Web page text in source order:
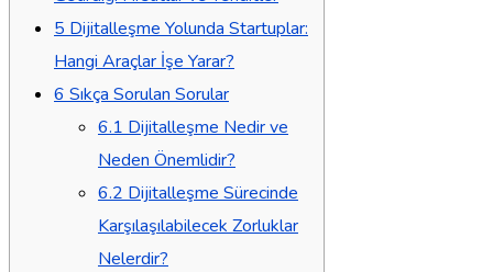
5 Dijitalleşme Yolunda Startuplar:
Hangi Araçlar İşe Yarar?
6 Sıkça Sorulan Sorular
6.1 Dijitalleşme Nedir ve
Neden Önemlidir?
6.2 Dijitalleşme Sürecinde
Karşılaşılabilecek Zorluklar
Nelerdir?